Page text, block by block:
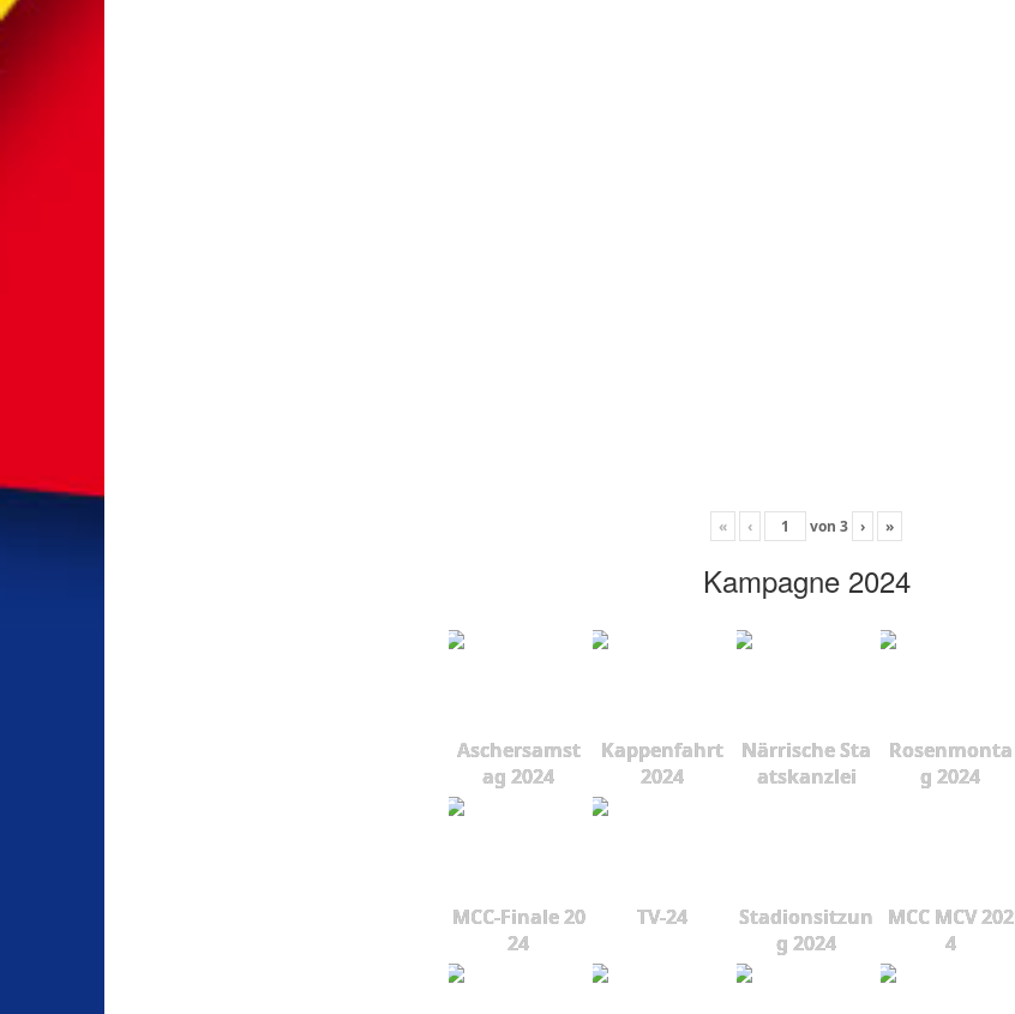
« ‹ von 3 › »
Kampagne 2024
Aschersamst
ag 2024
Kappenfahrt
2024
Närrische Sta
atskanzlei
Rosenmonta
g 2024
MCC-Finale 20
24
TV-24
Stadionsitzun
g 2024
MCC MCV 202
4